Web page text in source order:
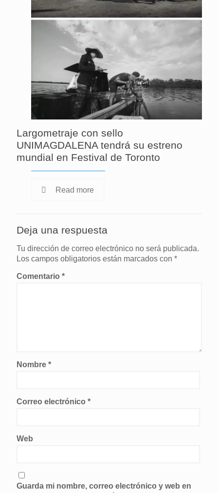
Largometraje con sello
UNIMAGDALENA tendrá su estreno
mundial en Festival de Toronto
Read more
Deja una respuesta
Tu dirección de correo electrónico no será publicada.
Los campos obligatorios están marcados con *
Comentario *
Nombre *
Correo electrónico *
Web
Guarda mi nombre, correo electrónico y web en